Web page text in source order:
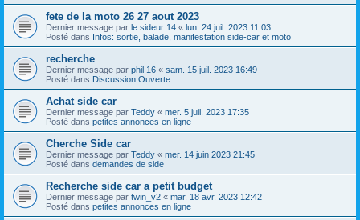
fete de la moto 26 27 aout 2023
Dernier message par le sideur 14 « lun. 24 juil. 2023 11:03
Posté dans Infos: sortie, balade, manifestation side-car et moto
recherche
Dernier message par phil 16 « sam. 15 juil. 2023 16:49
Posté dans Discussion Ouverte
Achat side car
Dernier message par Teddy « mer. 5 juil. 2023 17:35
Posté dans petites annonces en ligne
Cherche Side car
Dernier message par Teddy « mer. 14 juin 2023 21:45
Posté dans demandes de side
Recherche side car a petit budget
Dernier message par twin_v2 « mar. 18 avr. 2023 12:42
Posté dans petites annonces en ligne